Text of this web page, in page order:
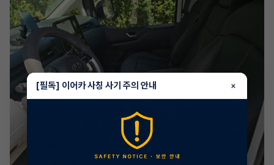
[필독] 이어카 사칭 사기 주의 안내 ×